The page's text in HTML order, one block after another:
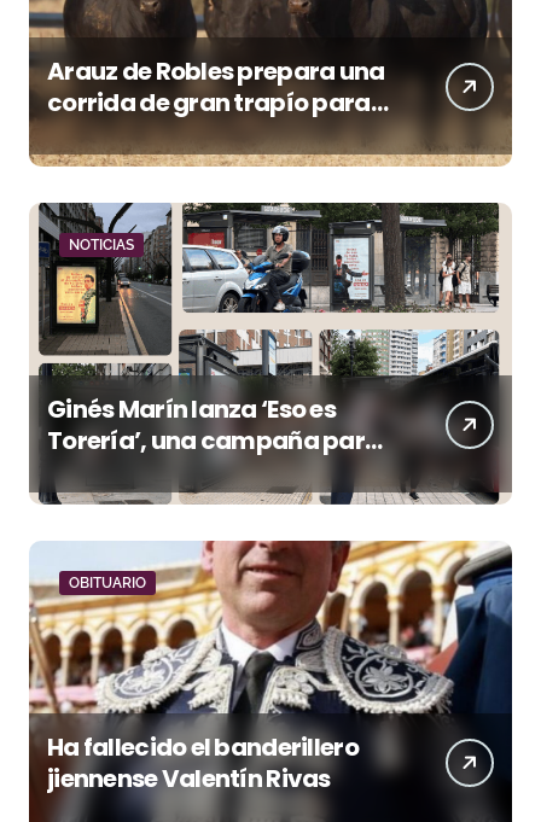
Arauz de Robles prepara una
corrida de gran trapío para
la despedida de Víctor Puerto
en Ciudad Real (Vídeo)
NOTICIAS
Ginés Marín lanza ‘Eso es
Torería’, una campaña para
reivindicar los valores del
toreo más allá del ruedo
OBITUARIO
Ha fallecido el banderillero
jiennense Valentín Rivas